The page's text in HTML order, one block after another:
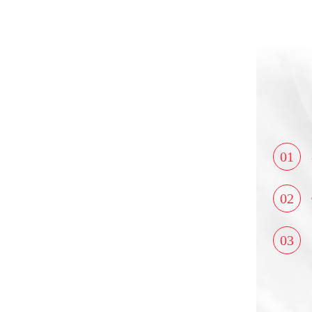
01
02
03